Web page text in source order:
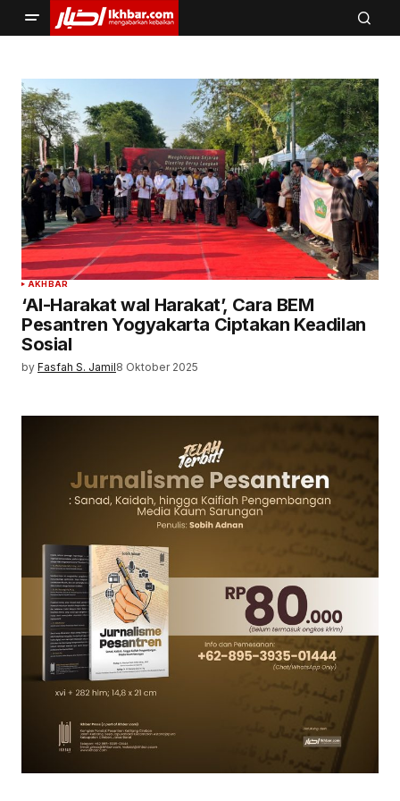
AKHBAR
‘Al-Harakat wal Harakat’, Cara BEM
Pesantren Yogyakarta Ciptakan Keadilan
Sosial
by Fasfah S. Jamil8 Oktober 2025